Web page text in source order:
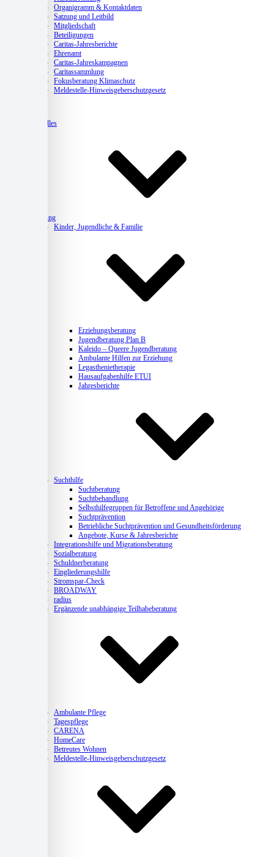
Organigramm & Kontaktdaten
Satzung und Leitbild
Mitgliedschaft
Beteiligungen
Caritas-Jahresberichte
Ehrenamt
Caritas-Jahreskampagnen
Caritassammlung
Fokusberatung Klimaschutz
Meldestelle-Hinweisgeberschutzgesetz
Aktuelles
Beratung
Kinder, Jugendliche & Familie
Erziehungsberatung
Jugendberatung Plan B
Kaleido – Queere Jugendberatung
Ambulante Hilfen zur Erziehung
Legasthenietherapie
Hausaufgabenhilfe ETUI
Jahresberichte
Suchthilfe
Suchtberatung
Suchtbehandlung
Selbsthilfegruppen für Betroffene und Angehörige
Suchtprävention
Betriebliche Suchtprävention und Gesundheitsförderung
Angebote, Kurse & Jahresberichte
Integrationshilfe und Migrationsberatung
Sozialberatung
Schuldnerberatung
Eingliederungshilfe
Stromspar-Check
BROADWAY
radius
Ergänzende unabhängige Teilhabeberatung
Ambulante Pflege
Tagespflege
CARENA
HomeCare
Betreutes Wohnen
Meldestelle-Hinweisgeberschutzgesetz